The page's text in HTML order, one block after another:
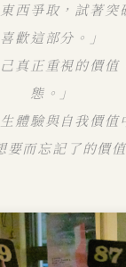
西爭取，試著突
喜歡這部分。」
真正重視的價
態。」
體驗與自我價
要而忘記了的價值